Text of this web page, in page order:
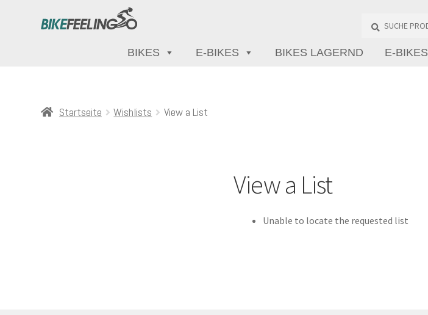
Produkte
BIKES E-BIKES BIKES LAGERND E-
Startseite Wishlists View a List
View a List
Unable to locate the requested list